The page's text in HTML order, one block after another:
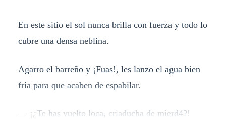
En este sitio el sol nunca brilla con fuerza y todo lo
cubre una densa neblina.
Agarro el barreño y ¡Fuas!, les lanzo el agua bien
fría para que acaben de espabilar.
— ¡¿Te has vuelto loca, criaducha de mierd4?!